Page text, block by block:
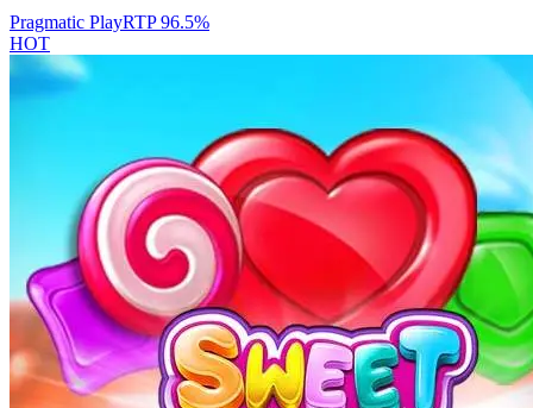
Pragmatic PlayRTP96.5%
HOT